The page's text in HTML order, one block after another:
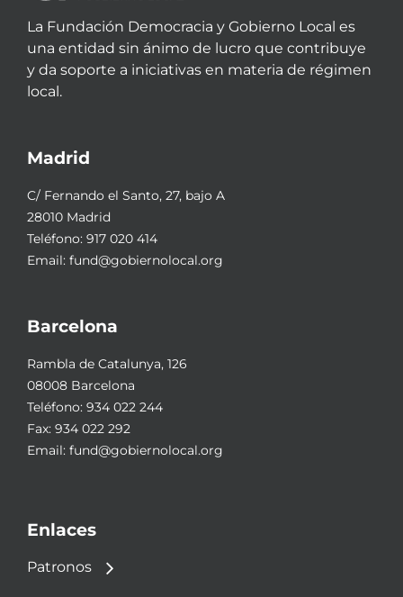
La Fundación Democracia y Gobierno Local es
una entidad sin ánimo de lucro que contribuye
y da soporte a iniciativas en materia de régimen
local.
Madrid
C/ Fernando el Santo, 27, bajo A
28010 Madrid
Teléfono: 917 020 414
Email: fund@gobiernolocal.org
Barcelona
Rambla de Catalunya, 126
08008 Barcelona
Teléfono: 934 022 244
Fax: 934 022 292
Email: fund@gobiernolocal.org
Enlaces
Patronos